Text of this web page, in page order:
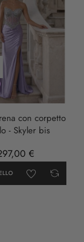
con corpetto
- Skyler bis
€